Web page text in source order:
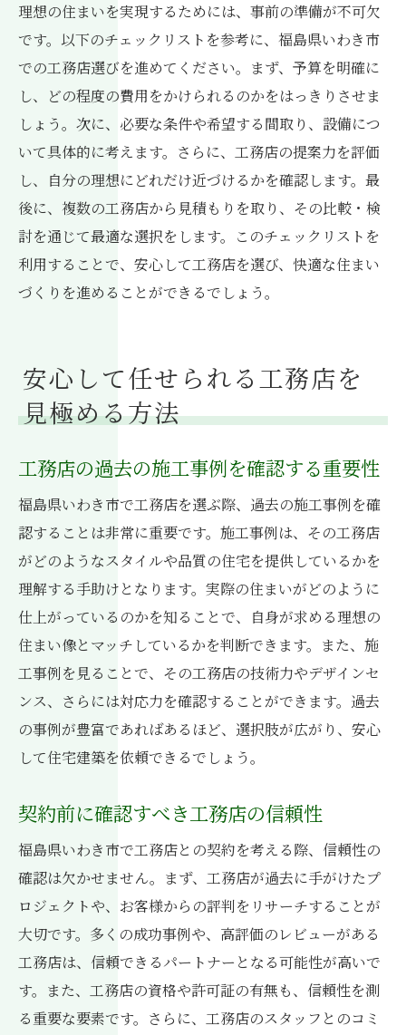
理想の住まいを実現するためには、事前の準備が不可欠
です。以下のチェックリストを参考に、福島県いわき市
での工務店選びを進めてください。まず、予算を明確に
し、どの程度の費用をかけられるのかをはっきりさせま
しょう。次に、必要な条件や希望する間取り、設備につ
いて具体的に考えます。さらに、工務店の提案力を評価
し、自分の理想にどれだけ近づけるかを確認します。最
後に、複数の工務店から見積もりを取り、その比較・検
討を通じて最適な選択をします。このチェックリストを
利用することで、安心して工務店を選び、快適な住まい
づくりを進めることができるでしょう。
安心して任せられる工務店を
見極める方法
工務店の過去の施工事例を確認する重要性
福島県いわき市で工務店を選ぶ際、過去の施工事例を確
認することは非常に重要です。施工事例は、その工務店
がどのようなスタイルや品質の住宅を提供しているかを
理解する手助けとなります。実際の住まいがどのように
仕上がっているのかを知ることで、自身が求める理想の
住まい像とマッチしているかを判断できます。また、施
工事例を見ることで、その工務店の技術力やデザインセ
ンス、さらには対応力を確認することができます。過去
の事例が豊富であればあるほど、選択肢が広がり、安心
して住宅建築を依頼できるでしょう。
契約前に確認すべき工務店の信頼性
福島県いわき市で工務店との契約を考える際、信頼性の
確認は欠かせません。まず、工務店が過去に手がけたプ
ロジェクトや、お客様からの評判をリサーチすることが
大切です。多くの成功事例や、高評価のレビューがある
工務店は、信頼できるパートナーとなる可能性が高いで
す。また、工務店の資格や許可証の有無も、信頼性を測
る重要な要素です。さらに、工務店のスタッフとのコミ